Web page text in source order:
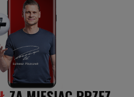
Kolarstwo
Koszykówka
Sporty motorowe
Skoki narciarskie
Piłka nożna